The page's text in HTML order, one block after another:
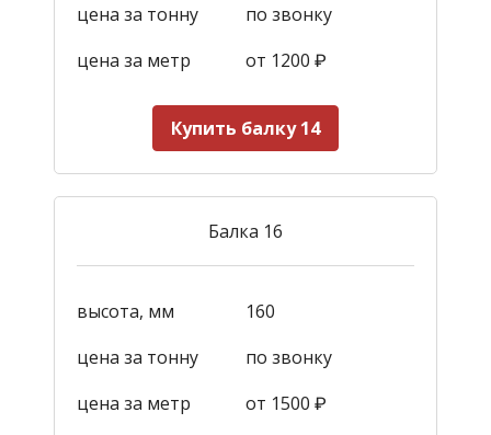
цена за тонну
по звонку
цена за метр
от 1200 ₽
Купить балку 14
Балка 16
высота, мм
160
цена за тонну
по звонку
цена за метр
от 1500 ₽